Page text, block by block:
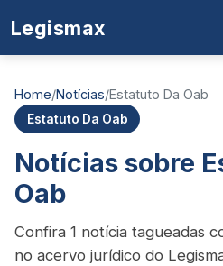
Legismax
Home/Notícias/Estatuto Da Oab
Estatuto Da Oab
Notícias sobre
Oab
Confira 1 notícia tagueadas
no acervo jurídico do